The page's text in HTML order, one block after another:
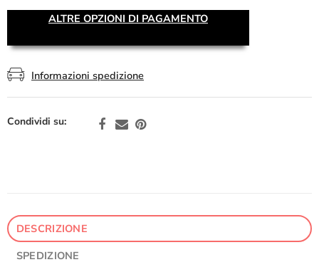
ALTRE OPZIONI DI PAGAMENTO
Informazioni spedizione
Condividi su:
DESCRIZIONE
SPEDIZIONE